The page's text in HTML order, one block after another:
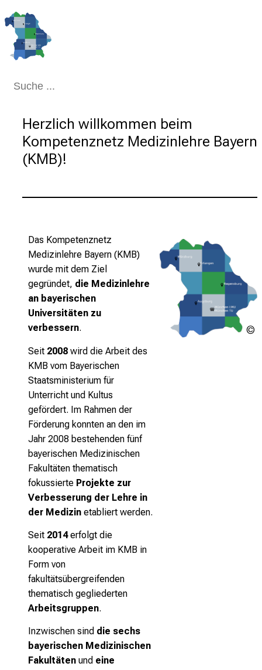
Herzlich willkommen beim
Kompetenznetz Medizinlehre Bayern
(KMB)!
Das Kompetenznetz
Medizinlehre Bayern (KMB)
wurde mit dem Ziel
gegründet, die Medizinlehre
an bayerischen
Universitäten zu
verbessern.
Seit 2008 wird die Arbeit des
KMB vom Bayerischen
Staatsministerium für
Unterricht und Kultus
gefördert. Im Rahmen der
Förderung konnten an den im
Jahr 2008 bestehenden fünf
bayerischen Medizinischen
Fakultäten thematisch
fokussierte Projekte zur
Verbesserung der Lehre in
der Medizin etabliert werden.
Seit 2014erfolgt die
kooperative Arbeit im KMB in
Form von
fakultätsübergreifenden
thematisch gegliederten
Arbeitsgruppen.
Inzwischen sind die sechs
bayerischen Medizinischen
Fakultäten und eine